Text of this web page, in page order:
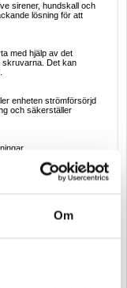
Om
sirener, hundskall och
lösning för att
med hjälp av det
skruvarna. Det kan
enheten strömförsörjd
och säkerställer